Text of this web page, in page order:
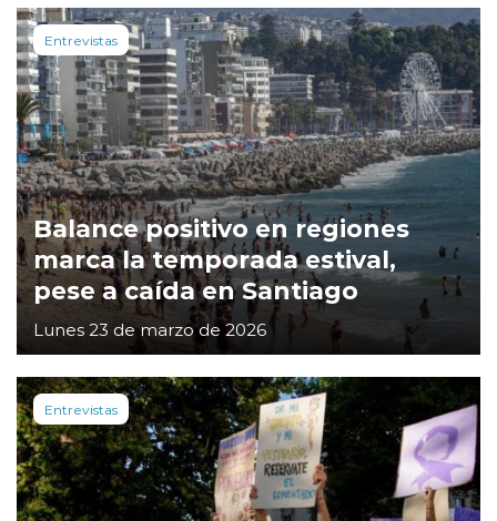
Entrevistas
Balance positivo en regiones
marca la temporada estival,
pese a caída en Santiago
Lunes 23 de marzo de 2026
Entrevistas